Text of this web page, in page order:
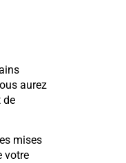
aurez
de
mises
votre